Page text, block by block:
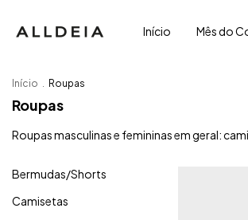
Início Mês do
Início . Roupas
Roupas
Roupas masculinas e femininas em geral:
Bermudas/Shorts
Camisetas